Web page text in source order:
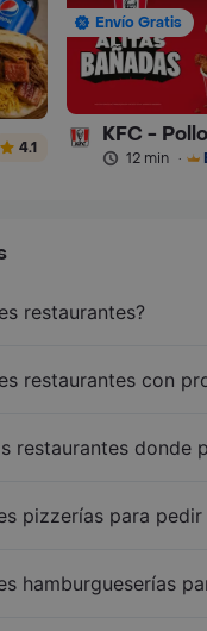
4.1
Envío Gratis
KFC - Pollo
12 min ·
restaurantes?
restaurantes con
restaurantes donde
pizzerías para
hamburgueserías